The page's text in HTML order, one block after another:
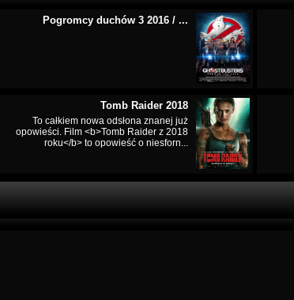
Pogromcy duchów 3 2016 / ...
Tomb Raider 2018
To całkiem nowa odsłona znanej już
opowieści. Film <b>Tomb Raider z 2018
roku</b> to opowieść o niesforn...